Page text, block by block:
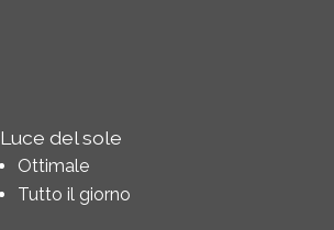
Luce del sole
Ottimale
Tutto il giorno